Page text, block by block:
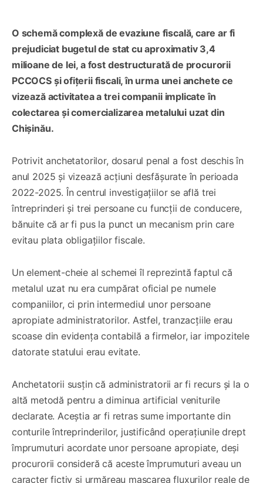
O schemă complexă de evaziune fiscală, care ar fi
prejudiciat bugetul de stat cu aproximativ 3,4
milioane de lei, a fost destructurată de procurorii
PCCOCS și ofițerii fiscali, în urma unei anchete ce
vizează activitatea a trei companii implicate în
colectarea și comercializarea metalului uzat din
Chișinău.
Potrivit anchetatorilor, dosarul penal a fost deschis în
anul 2025 și vizează acțiuni desfășurate în perioada
2022-2025. În centrul investigațiilor se află trei
întreprinderi și trei persoane cu funcții de conducere,
bănuite că ar fi pus la punct un mecanism prin care
evitau plata obligațiilor fiscale.
Un element-cheie al schemei îl reprezintă faptul că
metalul uzat nu era cumpărat oficial pe numele
companiilor, ci prin intermediul unor persoane
apropiate administratorilor. Astfel, tranzacțiile erau
scoase din evidența contabilă a firmelor, iar impozitele
datorate statului erau evitate.
Anchetatorii susțin că administratorii ar fi recurs și la o
altă metodă pentru a diminua artificial veniturile
declarate. Aceștia ar fi retras sume importante din
conturile întreprinderilor, justificând operațiunile drept
împrumuturi acordate unor persoane apropiate, deși
procurorii consideră că aceste împrumuturi aveau un
caracter fictiv și urmăreau mascarea fluxurilor reale de